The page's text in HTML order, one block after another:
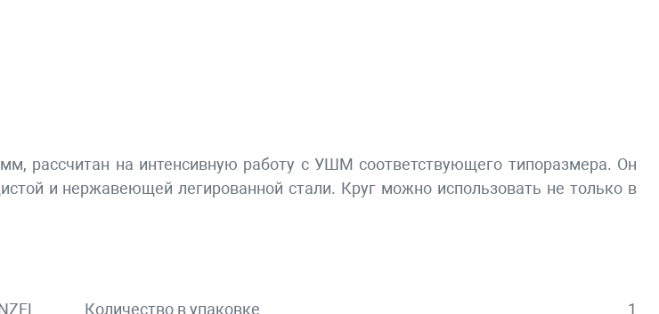
рассчитан на интенсивную работу с УШМ соответствующего типоразмера. Он
и нержавеющей легированной стали. Круг можно использовать не только в
Количество в упаковке
1